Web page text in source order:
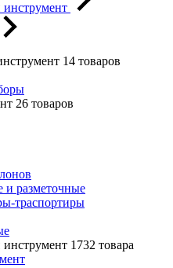
14 товаров
26 товаров
разметочные
траспортиры
1732 товара